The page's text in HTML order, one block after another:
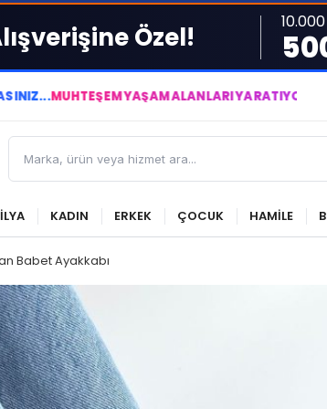
Özel!
YAŞAM ALANLARI YARATIYOR VE
KADIN ERKEK ÇOCUK HAMİLE
Babet Ayakkabı